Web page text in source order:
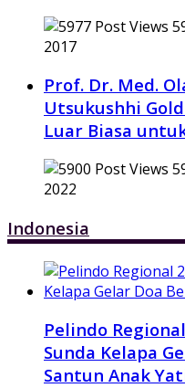
2017
Prof. Dr. Med.
Utsukushhi
Luar Biasa
2022
Indonesia
Pelindo
Sunda Kelapa
Santun Anak